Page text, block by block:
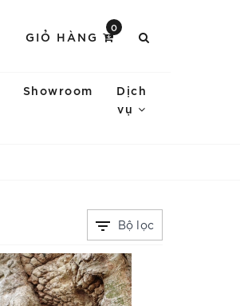
GIỎ HÀNG
0
Showroom
Dịch
vụ
Bộ lọc